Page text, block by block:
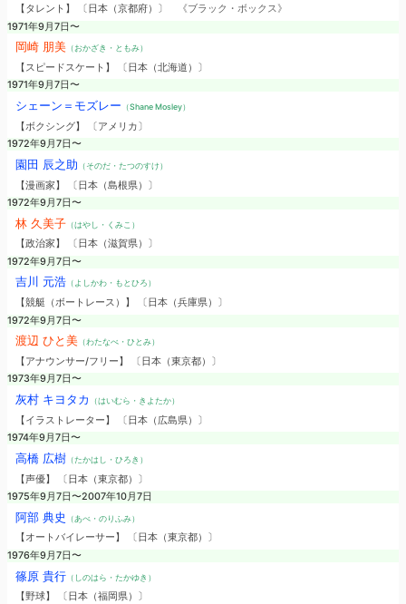
【タレント】 〔日本（京都府）〕
《ブラック・ボックス》
1971年9月7日〜
岡崎 朋美（おかざき・ともみ）
【スピードスケート】 〔日本（北海道）〕
1971年9月7日〜
シェーン＝モズレー （Shane Mosley）
【ボクシング】 〔アメリカ〕
1972年9月7日〜
園田 辰之助 （そのだ・たつのすけ）
【漫画家】 〔日本（島根県）〕
1972年9月7日〜
林 久美子（はやし・くみこ）
【政治家】 〔日本（滋賀県）〕
1972年9月7日〜
吉川 元浩（よしかわ・もとひろ）
【競艇（ボートレース）】 〔日本（兵庫県）〕
1972年9月7日〜
渡辺 ひと美（わたなべ・ひとみ）
【アナウンサー/フリー】 〔日本（東京都）〕
1973年9月7日〜
灰村 キヨタカ （はいむら・きよたか）
【イラストレーター】 〔日本（広島県）〕
1974年9月7日〜
高橋 広樹（たかはし・ひろき）
【声優】 〔日本（東京都）〕
1975年9月7日〜2007年10月7日
阿部 典史 （あべ・のりふみ）
【オートバイレーサー】 〔日本（東京都）〕
1976年9月7日〜
篠原 貴行（しのはら・たかゆき）
【野球】 〔日本（福岡県）〕